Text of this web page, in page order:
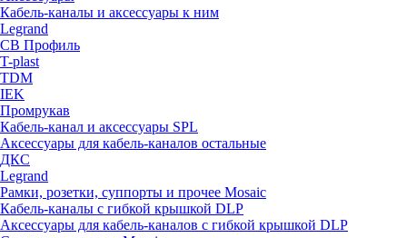
Кабель-каналы и аксессуары к ним
Legrand
СВ Профиль
T-plast
TDM
IEK
Промрукав
Кабель-канал и аксессуары SPL
Аксессуары для кабель-каналов остальные
ДКС
Legrand
Рамки, розетки, суппорты и прочее Mosaic
Кабель-каналы с гибкой крышкой DLP
Аксессуары для кабель-каналов с гибкой крышкой DLP